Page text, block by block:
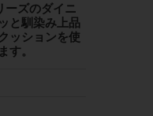
ーズのダイニ
と馴染み上品
ッションを使
す。